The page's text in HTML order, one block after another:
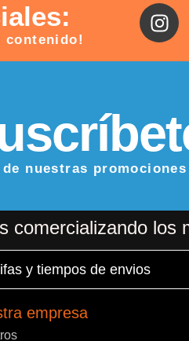
contenido!
nuestras
comercializando los
y tiempos de envios
empresa